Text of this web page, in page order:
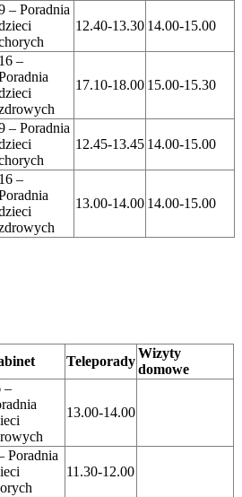
– Poradnia
12.40-13.30 14.00-15.00
16 –
17.10-18.00 15.00-15.30
– Poradnia
12.45-13.45 14.00-15.00
16 –
13.00-14.00 14.00-15.00
Teleporady
Wizyty
domowe
–
13.00-14.00
Poradnia
11.30-12.00